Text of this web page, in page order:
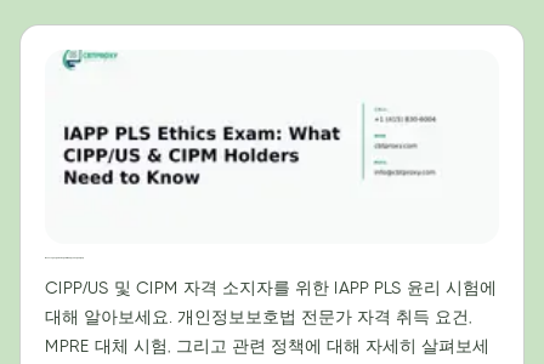
CIPP/US 및 CIPM 자격 소지자를 위한 IAPP PLS 윤리 시험에
대해 알아보세요. 개인정보보호법 전문가 자격 취득 요건,
MPRE 대체 시험, 그리고 관련 정책에 대해 자세히 살펴보세